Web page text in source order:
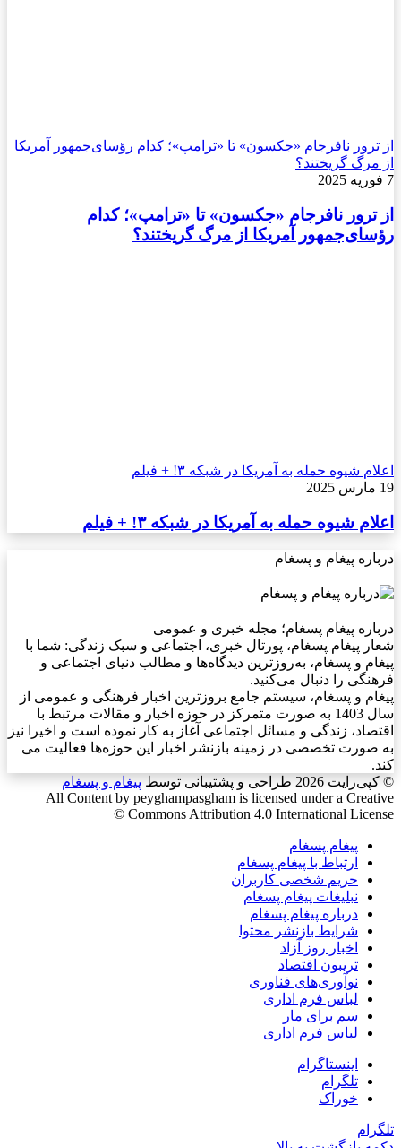
از ترور نافرجام «جکسون» تا «ترامپ»؛ کدام رؤسای‌جمهور آمریکا
از مرگ گریختند؟
7 فوریه 2025
از ترور نافرجام «جکسون» تا «ترامپ»؛ کدام
رؤسای‌جمهور آمریکا از مرگ گریختند؟
اعلام شیوه حمله به آمریکا در شبکه ۳! + فیلم
19 مارس 2025
اعلام شیوه حمله به آمریکا در شبکه ۳! + فیلم
درباره پیغام و پسغام
درباره پیغام پسغام؛ مجله خبری و عمومی
شعار پیغام پسغام، پورتال خبری، اجتماعی و سبک زندگی: شما با
پیغام و پسغام، به‌روزترین دیدگاه‌ها و مطالب دنیای اجتماعی و
فرهنگی را دنبال می‌کنید.
پیغام و پسغام، سیستم جامع بروزترین اخبار فرهنگی و عمومی از
سال 1403 به صورت متمرکز در حوزه اخبار و مقالات مرتبط با
اقتصاد، زندگی و مسائل اجتماعی آغاز به کار نموده است و اخیرا نیز
به صورت تخصصی در زمینه بازنشر اخبار این حوزه‌ها فعالیت می
کند.
© کپی‌رایت 2026
طراحی و پشتیبانی توسط پیغام و پسغام
All Content by peyghampasgham is licensed under a Creative
Commons Attribution 4.0 International License ©️
پیغام پسغام
ارتباط با پیغام پسغام
حریم شخصی کاربران
نبلیغات پیغام پسغام
درباره پیغام پسغام
شرایط بازنشر محتوا
اخبار روز آزاد
تریبون اقتصاد
نوآوری‌های فناوری
لباس فرم اداری
سم برای مار
لباس فرم اداری
اینستاگرام
تلگرام
خوراک
تلگرام